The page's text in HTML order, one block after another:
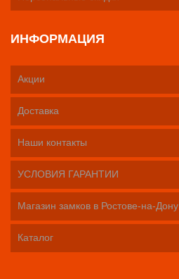
ИНФОРМАЦИЯ
Акции
Доставка
Наши контакты
УСЛОВИЯ ГАРАНТИИ
Магазин замков в Ростове-на-Дону
Каталог